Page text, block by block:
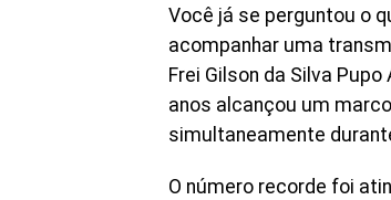
Você já se perguntou o
acompanhar uma
Frei Gilson da Silva
anos alcançou um
simultaneamente
O número recorde foi